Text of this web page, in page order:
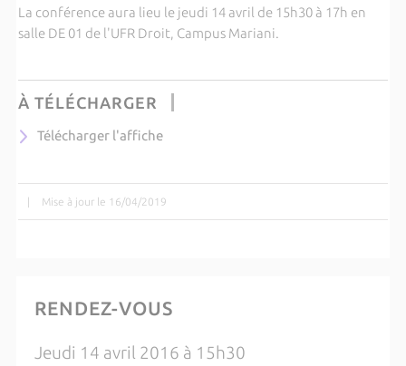
La conférence aura lieu le jeudi 14 avril de 15h30 à 17h en
salle DE 01 de l'UFR Droit, Campus Mariani.
À TÉLÉCHARGER
Télécharger l'affiche
| Mise à jour le 16/04/2019
RENDEZ-VOUS
Jeudi 14 avril 2016 à 15h30